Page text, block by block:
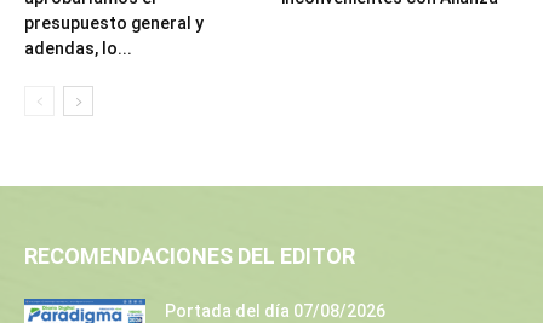
presupuesto general y
adendas, lo...
RECOMENDACIONES DEL EDITOR
Portada del día 07/08/2026